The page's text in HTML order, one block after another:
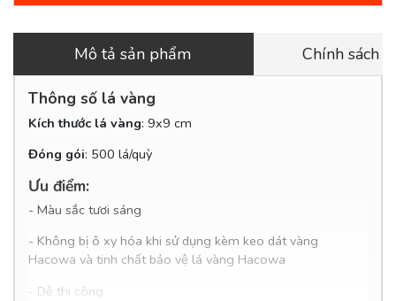
Mô tả sản phẩm Chính sách
Thông số lá vàng
Kích thước lá vàng: 9x9 cm
Đóng gói: 500 lá/quỳ
Ưu điểm:
- Màu sắc tươi sáng
- Không bị ô xy hóa khi sử dụng kèm keo dát vàng
Hacowa và tinh chất bảo vệ lá vàng Hacowa
- Dễ thi công